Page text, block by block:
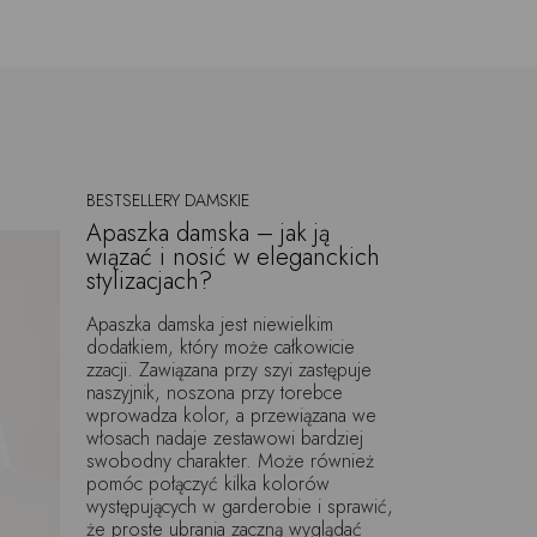
fashion stworzyła wiele różnych wariacji na
rozmowie o pracę. Gdy chcesz wyglądać
sklepach dostępne są eleganckie czarne bluzki
oko biżuteryjnymi guzikami. Dopasuj do niej
spodnie z wysokim stanem i kantem.
marka modowa Flawless. Bawełna, najlepiej
i podrażnień. Dodatkowo, czarna bluzka,
Pamiętaj jednak, by używać specjalnych
BESTSELLERY DAMSKIE
Apaszka damska – jak ją
wiązać i nosić w eleganckich
stylizacjach?
Apaszka damska jest niewielkim
dodatkiem, który może całkowicie
zzacji. Zawiązana przy szyi zastępuje
naszyjnik, noszona przy torebce
wprowadza kolor, a przewiązana we
włosach nadaje zestawowi bardziej
swobodny charakter. Może również
pomóc połączyć kilka kolorów
występujących w garderobie i sprawić,
że proste ubrania zaczną wyglądać